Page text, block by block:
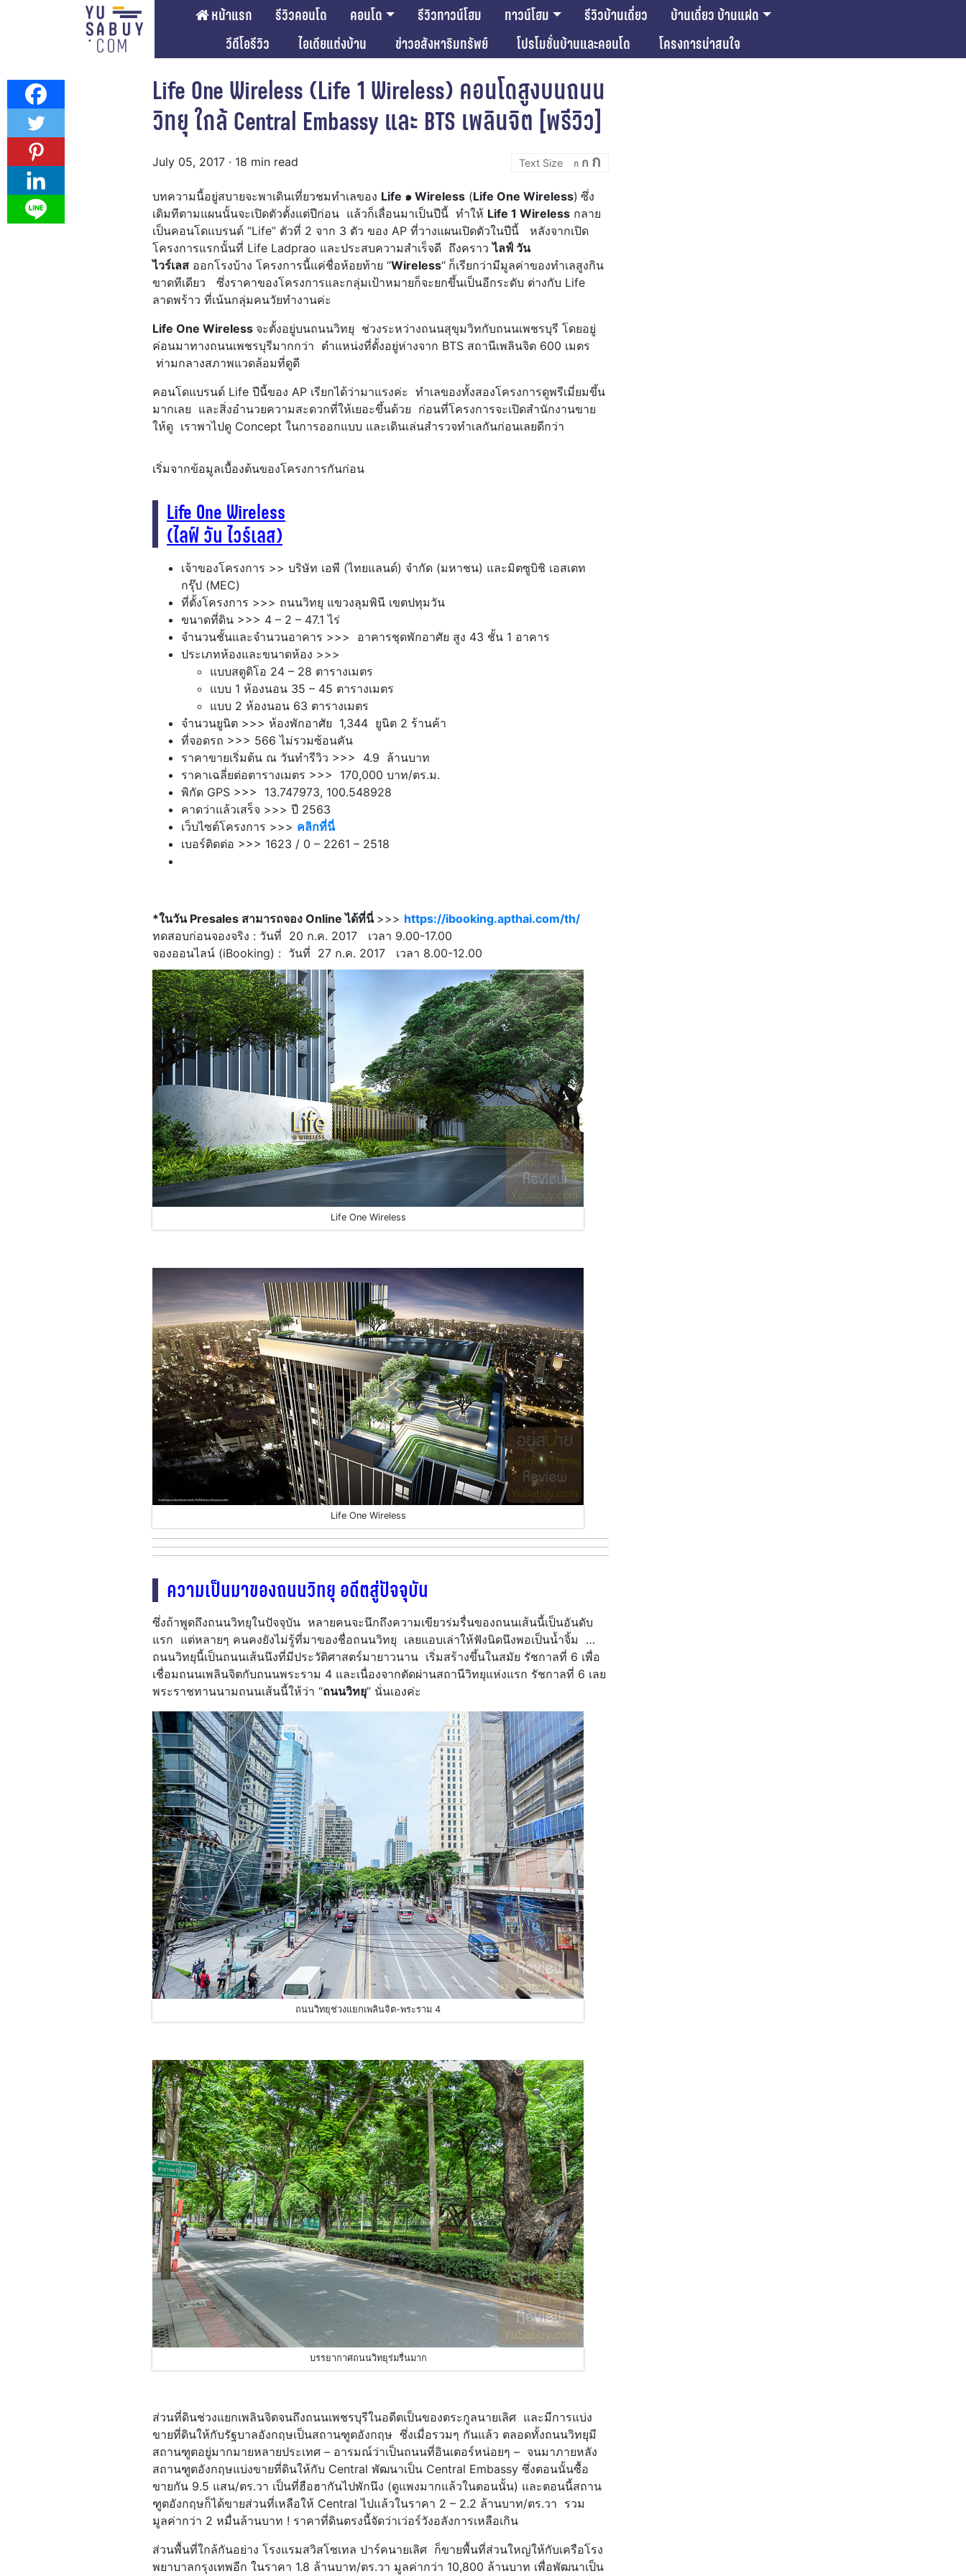
หน้าแรก รีวิวคอนโด คอนโด รีวิวทาวน์โฮม ทาวน์โฮม รีวิวบ้านเดี่ยว
บ้านเดี่ยว บ้านแฝด
วีดีโอรีวิว
ไอเดียแต่งบ้าน ข่าวอสังหาริมทรัพย์ โปรโมชั่นบ้านและคอนโด โครงการน่าสนใจ
Life One Wireless (Life 1 Wireless) คอนโดสูงบนถนน
วิทยุ ใกล้ Central Embassy และ BTS เพลินจิต [พรีวิว]
July 05, 2017 · 18 min read ก
Decrease
font
size.
ก Reset
font
ก
บทความนี้อยู่สบายจะพาเดินเที่ยวชมทำเลของ Life ๑ Wireless (Life One Wireless) ซึ่ง
เดิมทีตามแผนนั้นจะเปิดตัวตั้งแต่ปีก่อน แล้วก็เลื่อนมาเป็นปีนี้ ทำให้ Life 1 Wireless กลาย
เป็นคอนโดแบรนด์ “Life” ตัวที่ 2 จาก 3 ตัว ของ AP ที่วางแผนเปิดตัวในปีนี้ หลังจากเปิด
โครงการแรกนั้นที่ Life Ladprao และประสบความสำเร็จดี ถึงคราวไลฟ์ วัน
ไวร์เลส ออกโรงบ้าง โครงการนี้แค่ชื่อห้อยท้าย “Wireless“ ก็เรียกว่ามีมูลค่าของทำเลสูงกิน
ขาดทีเดียว ซึ่งราคาของโครงการและกลุ่มเป้าหมายก็จะยกขึ้นเป็นอีกระดับ ต่างกับ Life
ลาดพร้าว ที่เน้นกลุ่มคนวัยทำงานค่ะ
Life One Wireless จะตั้งอยู่บนถนนวิทยุ ช่วงระหว่างถนนสุขุมวิทกับถนนเพชรบุรี โดยอยู่
ค่อนมาทางถนนเพชรบุรีมากกว่า ตำแหน่งที่ตั้งอยู่ห่างจาก BTS สถานีเพลินจิต 600 เมตร
ท่ามกลางสภาพแวดล้อมที่ดูดี
คอนโดแบรนด์ Life ปีนี้ของ AP เรียกได้ว่ามาแรงค่ะ ทำเลของทั้งสองโครงการดูพรีเมี่ยมขึ้น
มากเลย และสิ่งอำนวยความสะดวกที่ให้เยอะขึ้นด้วย ก่อนที่โครงการจะเปิดสำนักงานขาย
ให้ดู เราพาไปดู Concept ในการออกแบบ และเดินเล่นสำรวจทำเลกันก่อนเลยดีกว่า
เริ่มจากข้อมูลเบื้องต้นของโครงการกันก่อน
Life One Wireless
(ไลฟ์ วัน ไวร์เลส)
เจ้าของโครงการ >> บริษัท เอพี (ไทยแลนด์) จำกัด (มหาชน) และมิตซูบิชิ เอสเตท
กรุ๊ป (MEC)
ที่ตั้งโครงการ >>> ถนนวิทยุ แขวงลุมพินี เขตปทุมวัน
ขนาดที่ดิน >>> 4 – 2 – 47.1 ไร่
จำนวนชั้นและจำนวนอาคาร >>> อาคารชุดพักอาศัย สูง 43 ชั้น 1 อาคาร
ประเภทห้องและขนาดห้อง >>>
แบบสตูดิโอ 24 – 28 ตารางเมตร
แบบ 1 ห้องนอน 35 – 45 ตารางเมตร
แบบ 2 ห้องนอน 63 ตารางเมตร
จำนวนยูนิต >>> ห้องพักอาศัย 1,344 ยูนิต 2 ร้านค้า
ที่จอดรถ >>> 566 ไม่รวมซ้อนคัน
ราคาขายเริ่มต้น ณ วันทำรีวิว >>> 4.9 ล้านบาท
ราคาเฉลี่ยต่อตารางเมตร >>> 170,000 บาท/ตร.ม.
พิกัด GPS >>> 13.747973, 100.548928
คาดว่าแล้วเสร็จ >>> ปี 2563
เว็บไซต์โครงการ >>> คลิกที่นี่
เบอร์ติดต่อ >>> 1623 / 0 – 2261 – 2518
*ในวัน Presales สามารถจอง Online ได้ที่นี่ >>> https://ibooking.apthai.com/th/
ทดสอบก่อนจองจริง : วันที่ 20 ก.ค. 2017 เวลา 9.00-17.00
จองออนไลน์ (iBooking) : วันที่ 27 ก.ค. 2017 เวลา 8.00-12.00
Life One Wireless
Life One Wireless
ความเป็นมาของถนนวิทยุ อดีตสู่ปัจจุบัน
ซึ่งถ้าพูดถึงถนนวิทยุในปัจจุบัน หลายคนจะนึกถึงความเขียวร่มรื่นของถนนเส้นนี้เป็นอันดับ
แรก แต่หลายๆ คนคงยังไม่รู้ที่มาของชื่อถนนวิทยุ เลยแอบเล่าให้ฟังนิดนึงพอเป็นน้ำจิ้ม …
ถนนวิทยุนี้เป็นถนนเส้นนึงที่มีประวัติศาสตร์มายาวนาน เริ่มสร้างขึ้นในสมัย รัชกาลที่ 6 เพื่อ
เชื่อมถนนเพลินจิตกับถนนพระราม 4 และเนื่องจากตัดผ่านสถานีวิทยุแห่งแรก รัชกาลที่ 6 เลย
พระราชทานนามถนนเส้นนี้ให้ว่า “ถนนวิทยุ” นั่นเองค่ะ
ถนนวิทยุช่วงแยกเพลินจิต-พระราม 4
บรรยากาศถนนวิทยุร่มรื่นมาก
ส่วนที่ดินช่วงแยกเพลินจิตจนถึงถนนเพชรบุรีในอดีตเป็นของตระกูลนายเลิศ และมีการแบ่ง
ขายที่ดินให้กับรัฐบาลอังกฤษเป็นสถานฑูตอังกฤษ ซึ่งเมื่อรวมๆ กันแล้ว ตลอดทั้งถนนวิทยุมี
สถานฑูตอยู่มากมายหลายประเทศ – อารมณ์ว่าเป็นถนนที่อินเตอร์หน่อยๆ – จนมาภายหลัง
สถานฑูตอังกฤษแบ่งขายที่ดินให้กับ Central พัฒนาเป็น Central Embassy ซึ่งตอนนั้นซื้อ
ขายกัน 9.5 แสน/ตร.วา เป็นที่ฮือฮากันไปพักนึง (ดูแพงมากแล้วในตอนนั้น) และตอนนี้สถาน
ฑูตอังกฤษก็ได้ขายส่วนที่เหลือให้ Central ไปแล้วในราคา 2 – 2.2 ล้านบาท/ตร.วา รวม
มูลค่ากว่า 2 หมื่นล้านบาท ! ราคาที่ดินตรงนี้จัดว่าเว่อร์วังอลังการเหลือเกิน
ส่วนพื้นที่ใกล้กันอย่าง โรงแรมสวิสโซเทล ปาร์คนายเลิศ ก็ขายพื้นที่ส่วนใหญ่ให้กับเครือโรง
พยาบาลกรุงเทพอีก ในราคา 1.8 ล้านบาท/ตร.วา มูลค่ากว่า 10,800 ล้านบาท เพื่อพัฒนาเป็น